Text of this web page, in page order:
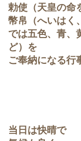
勅使（天皇の命
幣帛（へいはく
では五色、青、
ど）を
ご奉納になる行
当日は快晴で